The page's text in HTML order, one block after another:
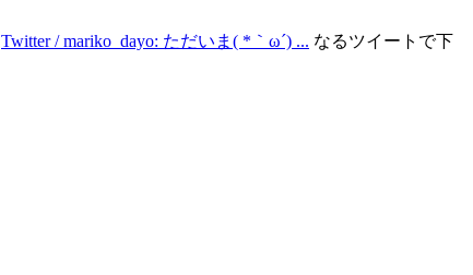
Twitter / mariko_dayo: ただいま( *｀ω´) ... なるツイートで下